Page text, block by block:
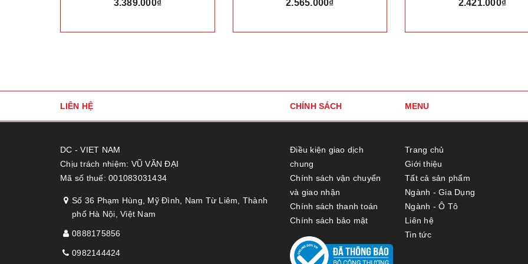
2.565.000₫ 2.421.000₫ 700.000₫
LIÊN HỆ CHÍNH SÁCH MENU
DC - VIET NAM
Chịu trách nhiệm: VŨ VĂN ĐẠI
Mã số thuế: 001083031434
Số 36 Phạm Hùng, Mỹ Đình, Nam Từ Liêm, Thành
phố Hà Nội, Việt Nam
0888175856
0982144424
Điều kiện giao dịch
chung
Chính sách vận chuyển
và giao nhận
Chính sách thanh toán
Chính sách bảo mật
Trang chủ
Giới thiệu
Tất cả sản phẩm
Ngành - Gia Dụng
Ngành - Ô Tô
Liên hệ
Tin tức